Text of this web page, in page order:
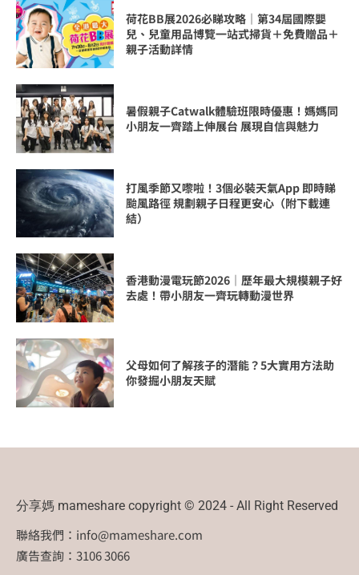
荷花BB展2026必睇攻略｜第34屆國際嬰
兒、兒童用品博覽一站式掃貨＋免費贈品＋
親子活動詳情
暑假親子Catwalk體驗班限時優惠！媽媽同
小朋友一齊踏上伸展台 展現自信與魅力
打風季節又嚟啦！3個必裝天氣App 即時睇
颱風路徑 規劃親子日程更安心（附下載連
結）
香港動漫電玩節2026｜歷年最大規模親子好
去處！帶小朋友一齊玩轉動漫世界
父母如何了解孩子的潛能？5大實用方法助
你發掘小朋友天賦
分享媽 mameshare copyright © 2024 - All Right Reserved
聯絡我們： info@mameshare.com
廣告查詢：3106 3066